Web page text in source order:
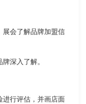
展会了解品牌加盟信
深入了解。
进行评估，并画店面